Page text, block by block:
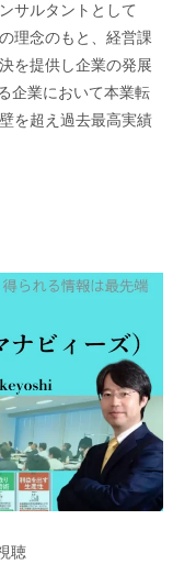
サルタントとして
理念のもと、経営課
を提供し企業の発展
企業において本業転
を超え過去最高実績
聴